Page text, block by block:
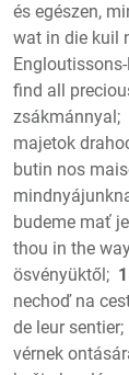
és egészen,
wat in die kuil
find all
zsákmánnyal;
majetok
butin nos
budeme mať
thou in the
ösvényüktől;
nechoď na
de leur sentier;
vérnek